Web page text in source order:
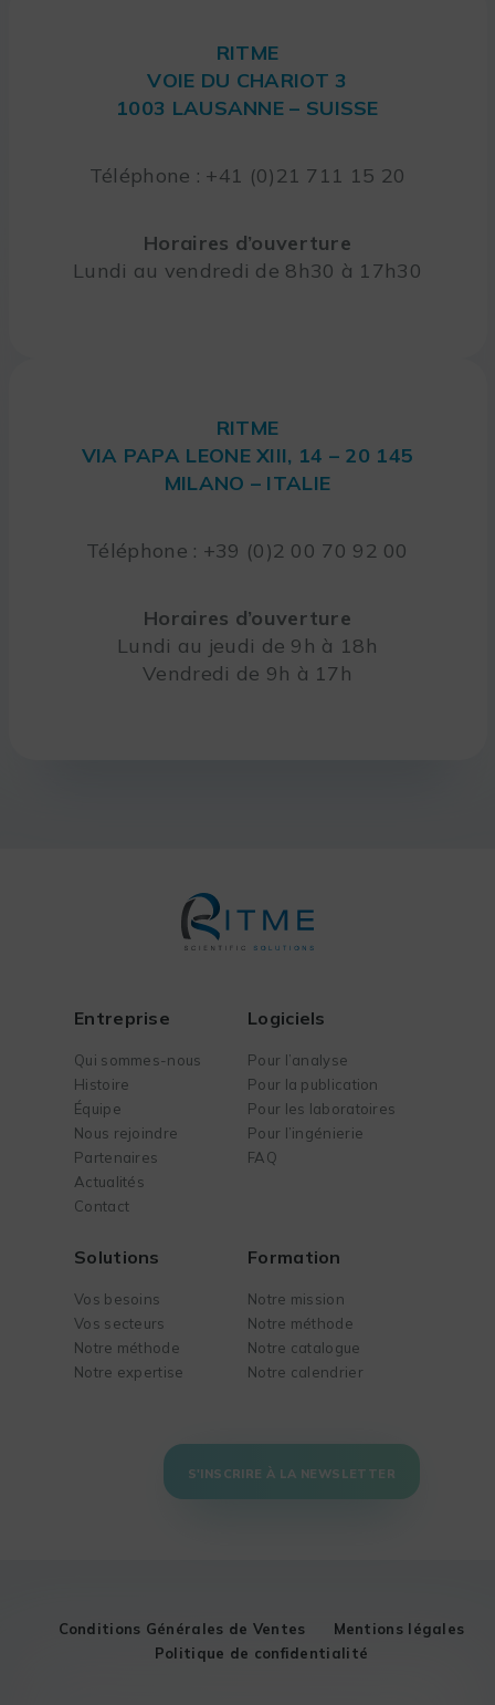
RITME
VOIE DU CHARIOT 3
1003 LAUSANNE – SUISSE
Téléphone : +41 (0)21 711 15 20
Horaires d’ouverture
Lundi au vendredi de 8h30 à 17h30
RITME
VIA PAPA LEONE XIII, 14 – 20 145
MILANO – ITALIE
Téléphone : +39 (0)2 00 70 92 00
Horaires d’ouverture
Lundi au jeudi de 9h à 18h
Vendredi de 9h à 17h
Entreprise
Qui sommes-nous
Histoire
Équipe
Nous rejoindre
Partenaires
Actualités
Contact
Logiciels
Pour l’analyse
Pour la publication
Pour les laboratoires
Pour l’ingénierie
FAQ
Solutions
Vos besoins
Vos secteurs
Notre méthode
Notre expertise
Formation
Notre mission
Notre méthode
Notre catalogue
Notre calendrier
S'INSCRIRE À LA NEWSLETTER
Conditions Générales de Ventes
Mentions légales
Politique de confidentialité